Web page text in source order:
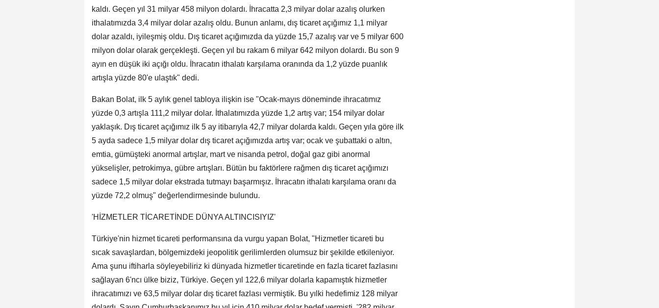
kaldı. Geçen yıl 31 milyar 458 milyon dolardı. İhracatta 2,3 milyar dolar azalış olurken
ithalatımızda 3,4 milyar dolar azalış oldu. Bunun anlamı, dış ticaret açığımız 1,1 milyar
dolar azaldı, iyileşmiş oldu. Dış ticaret açığımızda da yüzde 15,7 azalış var ve 5 milyar 600
milyon dolar olarak gerçekleşti. Geçen yıl bu rakam 6 milyar 642 milyon dolardı. Bu son 9
ayın en düşük iki açığı oldu. İhracatın ithalatı karşılama oranında da 1,2 yüzde puanlık
artışla yüzde 80'e ulaştık" dedi.
Bakan Bolat, ilk 5 aylık genel tabloya ilişkin ise "Ocak-mayıs döneminde ihracatımız
yüzde 0,3 artışla 111,2 milyar dolar. İthalatımızda yüzde 1,2 artış var; 154 milyar dolar
yaklaşık. Dış ticaret açığımız ilk 5 ay itibarıyla 42,7 milyar dolarda kaldı. Geçen yıla göre ilk
5 ayda sadece 1,5 milyar dolar dış ticaret açığımızda artış var; ocak ve şubattaki o altın,
emtia, gümüşteki anormal artışlar, mart ve nisanda petrol, doğal gaz gibi anormal
yükselişler, petrokimya, gübre artışları. Bütün bu faktörlere rağmen dış ticaret açığımızı
sadece 1,5 milyar dolar ekstrada tutmayı başarmışız. İhracatın ithalatı karşılama oranı da
yüzde 72,2 olmuş" değerlendirmesinde bulundu.
'HİZMETLER TİCARETİNDE DÜNYA ALTINCISIYIZ'
Türkiye'nin hizmet ticareti performansına da vurgu yapan Bolat, "Hizmetler ticareti bu
sıcak savaşlardan, bölgemizdeki jeopolitik gerilimlerden olumsuz bir şekilde etkileniyor.
Ama şunu iftiharla söyleyebiliriz ki dünyada hizmetler ticaretinde en fazla ticaret fazlasını
sağlayan 6'ncı ülke biziz, Türkiye. Geçen yıl 122,6 milyar dolarla kapamıştık hizmetler
ihracatımızı ve 63,5 milyar dolar dış ticaret fazlası vermiştik. Bu yılki hedefimiz 128 milyar